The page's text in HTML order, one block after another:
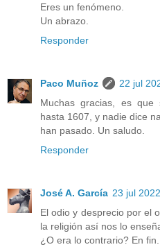
Eres un fenómeno.
Un abrazo.
Responder
Paco Muñoz
22 jul
Muchas gracias, es que
hasta 1607, y nadie dice
han pasado. Un saludo.
Responder
José A. García 23 jul
El odio y desprecio por el
la religión así nos lo
¿O era lo contrario? En fin.